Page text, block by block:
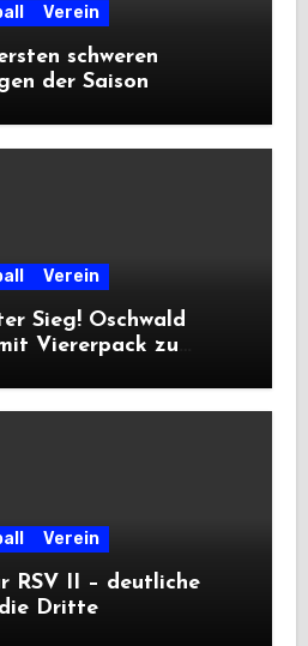
Verein
schweren
der Saison
Verein
Sieg! Oschwald
Viererpack zu
Verein
RSV II – deutliche
Dritte